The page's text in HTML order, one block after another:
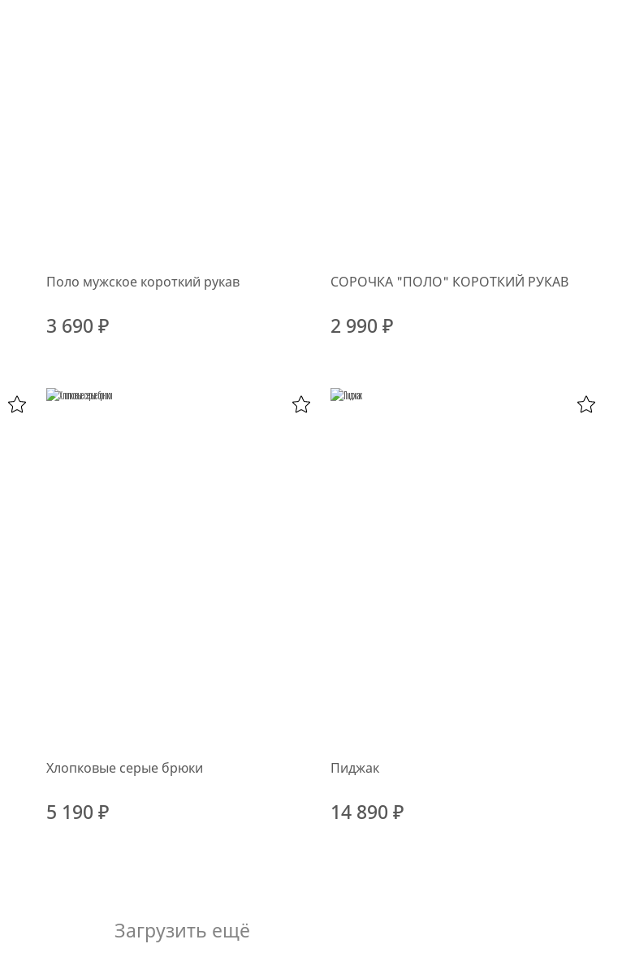
Поло мужское короткий рукав
3 690 ₽
СОРОЧКА "ПОЛО" КОРОТКИЙ РУКАВ
2 990 ₽
Хлопковые серые брюки
5 190 ₽
Пиджак
14 890 ₽
Загрузить ещё